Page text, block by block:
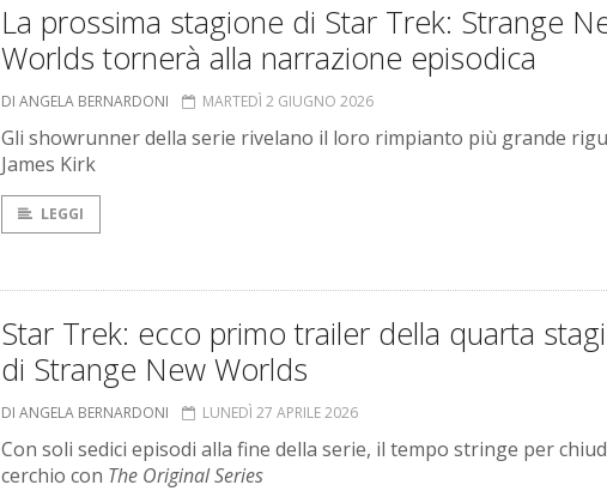
La prossima stagione di Star Trek: Strange
Worlds tornerà alla narrazione episodica
DI ANGELA BERNARDONI MARTEDÌ 2 GIUGNO 2026
Gli showrunner della serie rivelano il loro rimpianto più grande
James Kirk
LEGGI
Star Trek: ecco primo trailer della quarta
di Strange New Worlds
DI ANGELA BERNARDONI LUNEDÌ 27 APRILE 2026
Con soli sedici episodi alla fine della serie, il tempo stringe per
cerchio con The Original Series